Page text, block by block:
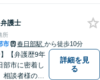
弁護士
所
市 春日部駅 から徒歩10分
】【弁護歴9年
部市に密着し
談者様のお
詳細を見
る